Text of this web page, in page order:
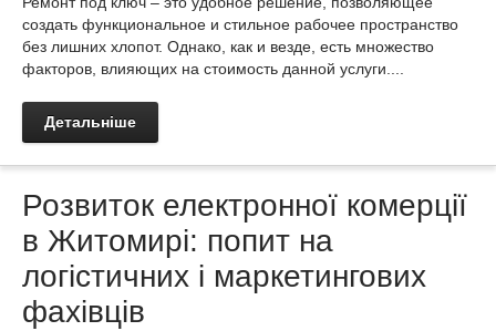
создать функциональное и стильное рабочее пространство
без лишних хлопот. Однако, как и везде, есть множество
факторов, влияющих на стоимость данной услуги....
Детальніше
Розвиток електронної комерції
в Житомирі: попит на
логістичних і маркетингових
фахівців